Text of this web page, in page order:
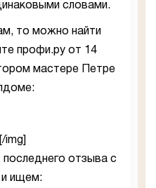
словами.
то можно найти
профи.ру от 14
мастере Петре
img]
последнего отзыва с
и ищем: